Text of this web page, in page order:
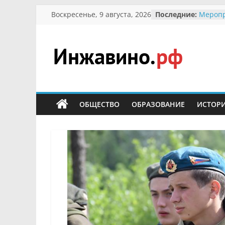
Перейти
Воскресенье, 9 августа, 2026 Последние:
В
Инжавино.рф
сельский
портал
ОБЩЕСТВО ОБРАЗОВАНИЕ